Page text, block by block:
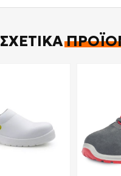
ΣΧΕΤΙΚΆ